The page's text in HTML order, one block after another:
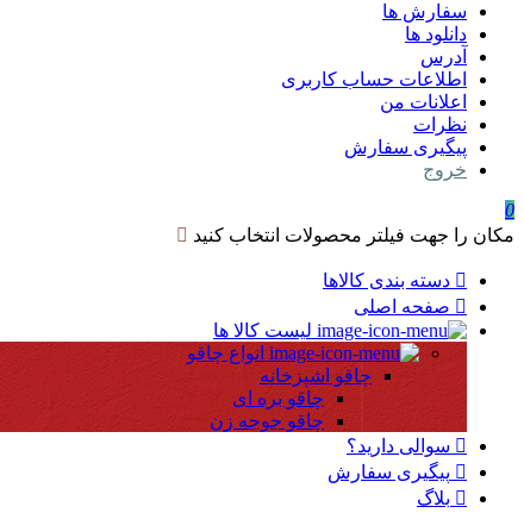
سفارش ها
دانلود ها
آدرس
اطلاعات حساب كاربری
اعلانات من
نظرات
پیگیری سفارش
خروج
0
مکان را جهت فیلتر محصولات انتخاب کنید
دسته بندی کالاها
صفحه اصلی
لیست کالا ها
انواع چاقو
چاقو اشپزخانه
چاقو بره ای
چاقو جوجه زن
سوالی دارید؟
پیگیری سفارش
بلاگ